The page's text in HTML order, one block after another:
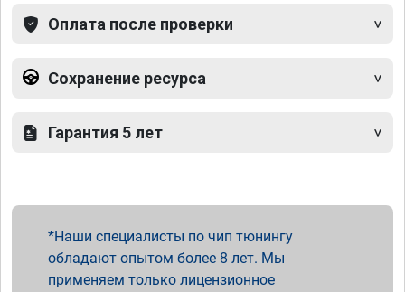
Оплата после проверки
Сохранение ресурса
Гарантия 5 лет
Наши специалисты по чип тюнингу
обладают опытом более 8 лет. Мы
применяем только лицензионное